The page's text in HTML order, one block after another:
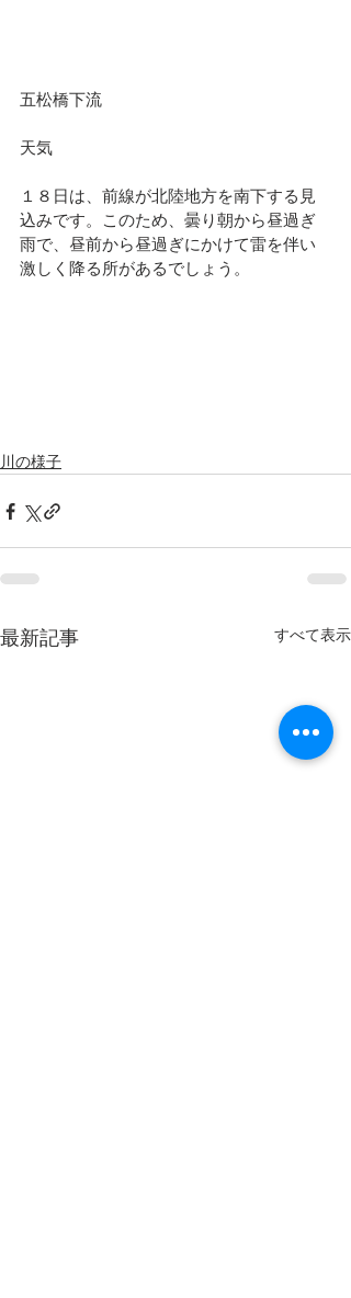
五松橋下流
天気
１８日は、前線が北陸地方を南下する見
込みです。このため、曇り朝から昼過ぎ
雨で、昼前から昼過ぎにかけて雷を伴い
激しく降る所があるでしょう。
川の様子
最新記事 すべて表示